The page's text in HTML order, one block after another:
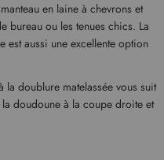
en laine à chevrons et
bureau ou les tenues chics. La
est aussi une excellente option
la doublure matelassée vous suit
doudoune à la coupe droite et